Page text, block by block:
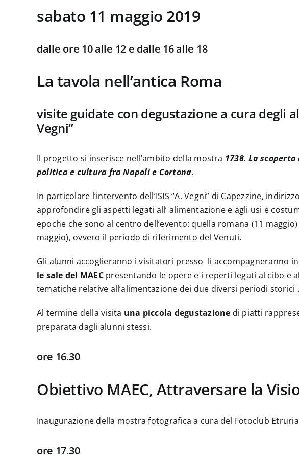
sabato 11 maggio 2019
dalle ore 10 alle 12 e dalle 16 alle 18
La tavola nell’antica Roma
visite guidate con degustazione a cura degli
Vegni”
Il progetto si inserisce nell’ambito della mostra 1738. La
politica e cultura fra Napoli e Cortona.
In particolare l’intervento dell’ISIS “A. Vegni” di Capezzine,
approfondire gli aspetti legati all’ alimentazione e agli usi e
epoche che sono al centro dell’evento: quella romana (11
maggio), ovvero il periodo di riferimento del Venuti.
Gli alunni accoglieranno i visitatori presso li accompagneranno in
le sale del MAECpresentando le opere e i reperti legati al cibo e
tematiche relative all’alimentazione dei due diversi periodi storici .
Al termine della visita una piccola degustazione di piatti
preparata dagli alunni stessi.
ore 16.30
Obiettivo MAEC, Attraversare la
Inaugurazione della mostra fotografica a cura del Fotoclub Etruria
ore 17.30